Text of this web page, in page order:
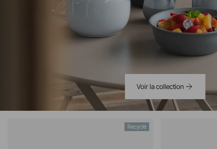
Voir la collection
Recyclé